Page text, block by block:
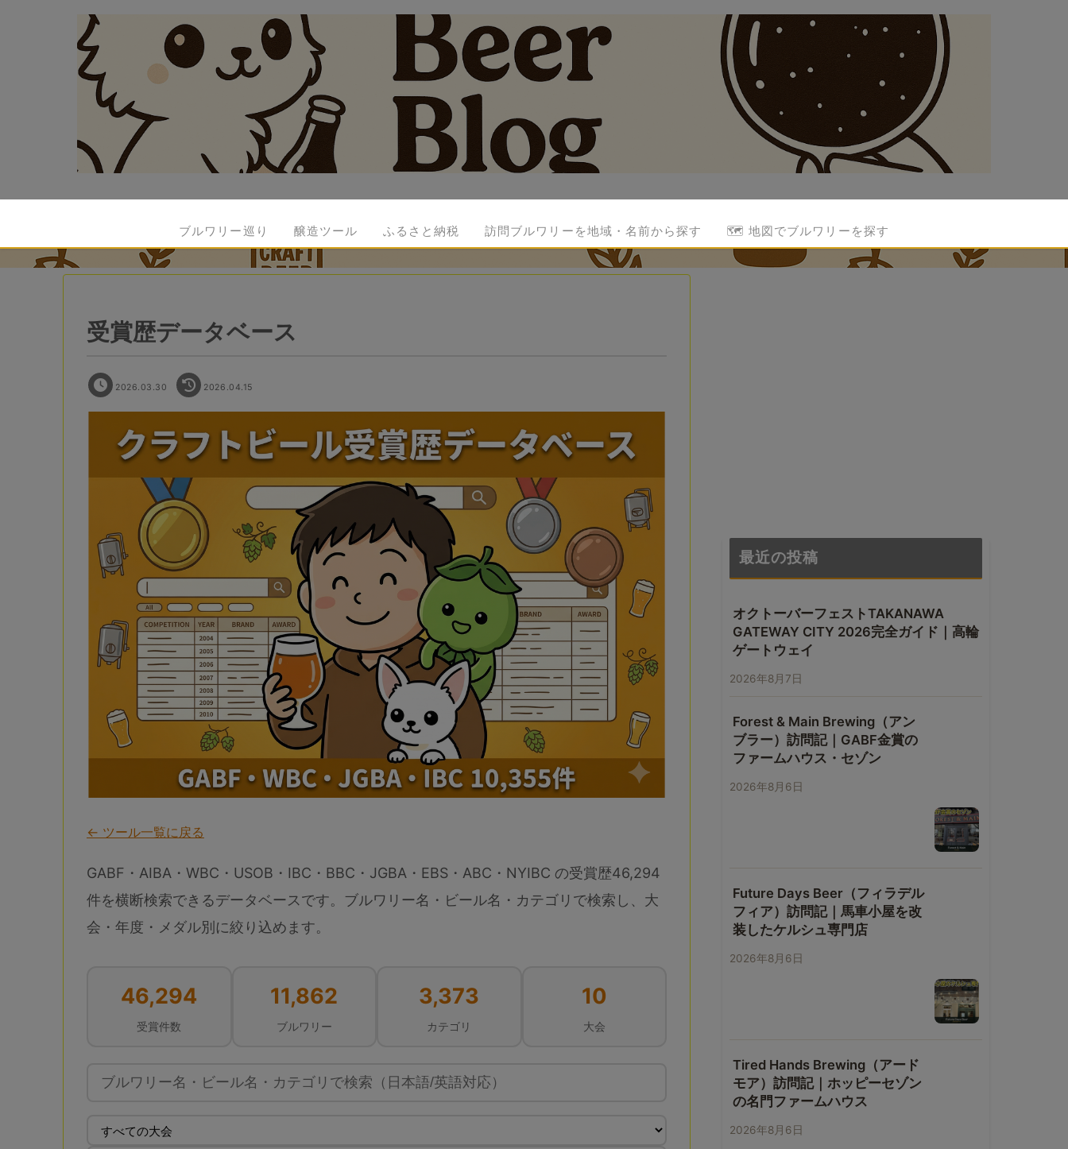
ブルワリー巡り 醸造ツール ふるさと納税 訪問ブルワリーを地域・名前から探す 🗺️ 地図でブルワリーを探す
受賞歴データベース
2026.03.30 2026.04.15
← ツール一覧に戻る
GABF・AIBA・WBC・USOB・IBC・BBC・JGBA・EBS・ABC・NYIBC の受賞歴46,294
件を横断検索できるデータベースです。ブルワリー名・ビール名・カテゴリで検索し、大
会・年度・メダル別に絞り込めます。
46,294
受賞件数
11,862
ブルワリー
3,373
カテゴリ
10
大会
最近の投稿
オクトーバーフェストTAKANAWA
GATEWAY CITY 2026完全ガイド｜高輪
ゲートウェイ
2026年8月7日
Forest & Main Brewing（アン
ブラー）訪問記｜GABF金賞の
ファームハウス・セゾン
2026年8月6日
Future Days Beer（フィラデル
フィア）訪問記｜馬車小屋を改
装したケルシュ専門店
2026年8月6日
Tired Hands Brewing（アード
モア）訪問記｜ホッピーセゾン
の名門ファームハウス
2026年8月6日